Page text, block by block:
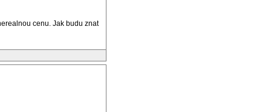
cenu. Jak budu znat